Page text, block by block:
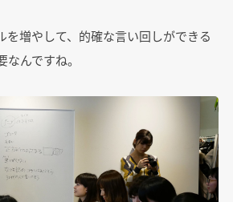
を増やして、的確な言い回しができる
んですね。